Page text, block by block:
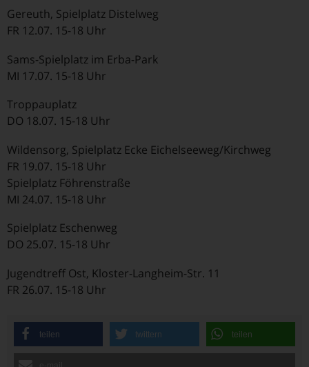
Gereuth, Spielplatz Distelweg
FR 12.07. 15-18 Uhr
Sams-Spielplatz im Erba-Park
MI 17.07. 15-18 Uhr
Troppauplatz
DO 18.07. 15-18 Uhr
Wildensorg, Spielplatz Ecke Eichelseeweg/Kirchweg
FR 19.07. 15-18 Uhr
Spielplatz Föhrenstraße
MI 24.07. 15-18 Uhr
Spielplatz Eschenweg
DO 25.07. 15-18 Uhr
Jugendtreff Ost, Kloster-Langheim-Str. 11
FR 26.07. 15-18 Uhr
teilen twittern teilen